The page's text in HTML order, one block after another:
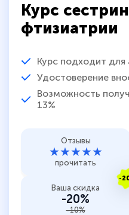
Курс
фтизиатрии
Курс подходит для
Удостоверение
Возможность
13%
Отзывы
★★★★★
прочитать
-
Ваша скидка
-20%
-10%